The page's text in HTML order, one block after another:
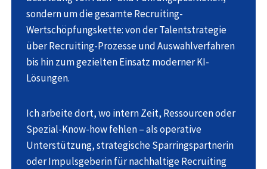
sondern um die gesamte Recruiting-
Wertschöpfungskette: von der Talentstrategie
über Recruiting-Prozesse und Auswahlverfahren
bis hin zum gezielten Einsatz moderner KI-
Lösungen.
Ich arbeite dort, wo intern Zeit, Ressourcen oder
Spezial-Know-how fehlen – als operative
Unterstützung, strategische Sparringspartnerin
oder Impulsgeberin für nachhaltige Recruiting